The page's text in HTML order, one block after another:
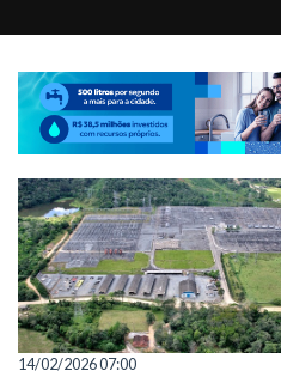
14/02/2026 07:00